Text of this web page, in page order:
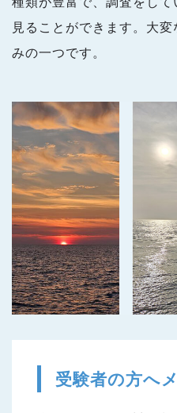
見ることができます。大
みの一つです。
受験者の方へ